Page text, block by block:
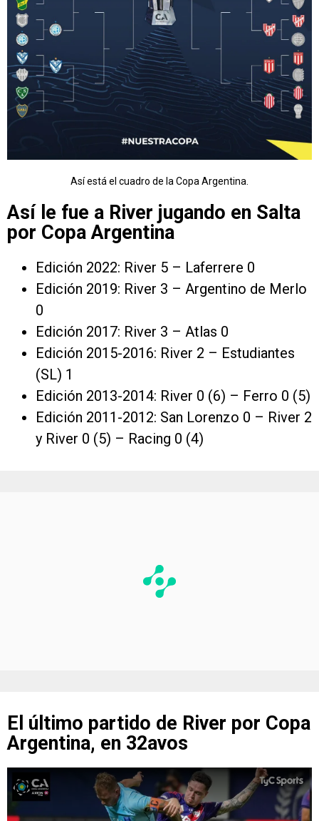
Así está el cuadro de la Copa Argentina.
Así le fue a River jugando en Salta
por Copa Argentina
Edición 2022: River 5 – Laferrere 0
Edición 2019: River 3 – Argentino de Merlo
0
Edición 2017: River 3 – Atlas 0
Edición 2015-2016: River 2 – Estudiantes
(SL) 1
Edición 2013-2014: River 0 (6) – Ferro 0 (5)
Edición 2011-2012: San Lorenzo 0 – River 2
y River 0 (5) – Racing 0 (4)
El último partido de River por Copa
Argentina, en 32avos